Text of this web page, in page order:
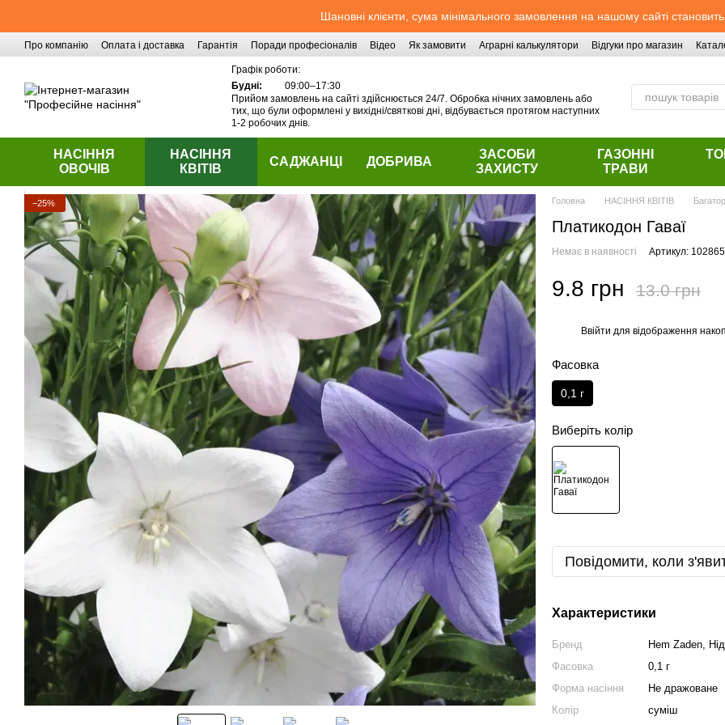
Шановні клієнти, сума мінімального замовлення на нашому сайті
Про компанію Оплата і доставка Гарантія Поради професіоналів Відео Як замовити Аграрні калькулятори Відгуки про магазин
Графік роботи:
Будні:
09:00–17:30
Прийом замовлень на сайті здійснюється 24/7. Обробка нічних замовлень або
тих, що були оформлені у вихідні/святкові дні, відбувається протягом наступних
1-2 робочих днів.
НАСІННЯ
ОВОЧІВ
НАСІННЯ
КВІТІВ
САДЖАНЦІ ДОБРИВА
ЗАСОБИ
ЗАХИСТУ
ГАЗОННІ
ТРАВИ
−25% Головна НАСІННЯ КВІТІВ
Платикодон Гаваї
Немає в наявності Артикул: 102865
9.8 грн 13.0 грн
Ввійти для відображення
Фасовка
0,1 г
Виберіть колір
Повідомити, коли
Характеристики
Бренд
Hem Zaden,
Фасовка
0,1 г
Форма насіння
Не дражоване
Колір
сумiш